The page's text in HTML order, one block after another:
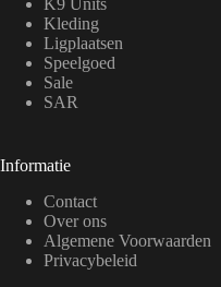
K9 Units
Kleding
Ligplaatsen
Speelgoed
Sale
SAR
Informatie
Contact
Over ons
Algemene Voorwaarden
Privacybeleid